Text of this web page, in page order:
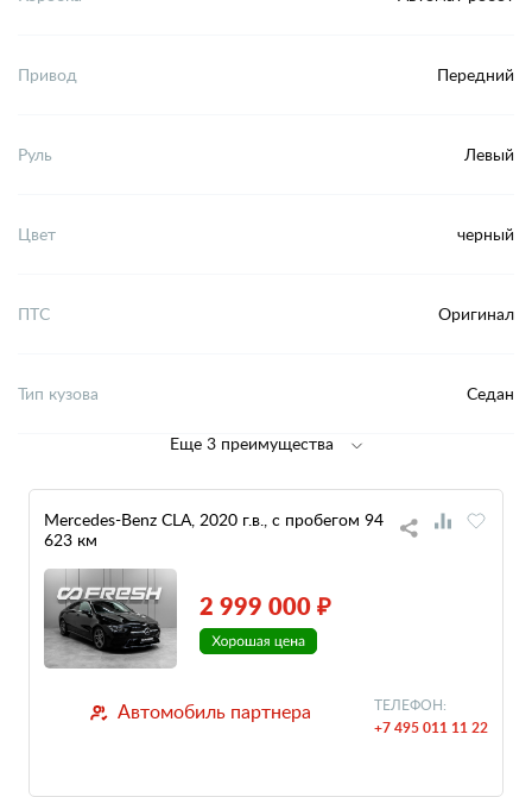
Привод Передний
Руль Левый
Цвет черный
ПТС Оригинал
Тип кузова Седан
Еще 3 преимущества
Mercedes-Benz CLA, 2020 г.в., с пробегом 94
623 км
2 999 000 ₽
Автомобиль партнера ТЕЛЕФОН:
+7 495 011 11 22